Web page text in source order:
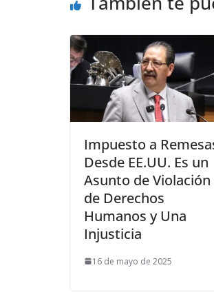
Impuesto a
Desde EE.UU. Es un
Asunto de Violación
de Derechos
Humanos y Una
Injusticia
16 de mayo de 2025